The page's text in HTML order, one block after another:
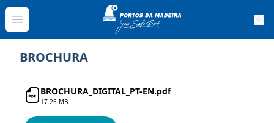
Open menu
Portos
BROCHURA
BROCHURA_DIGITAL_PT-EN.pdf
17.25 MB